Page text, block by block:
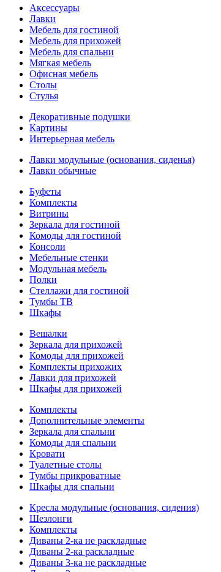
Аксессуары
Лавки
Мебель для гостиной
Мебель для прихожей
Мебель для спальни
Мягкая мебель
Офисная мебель
Столы
Стулья
Декоративные подушки
Картины
Интерьерная мебель
Лавки модульные (основания, сиденья)
Лавки обычные
Буфеты
Комплекты
Витрины
Зеркала для гостиной
Комоды для гостиной
Консоли
Мебельные стенки
Модульная мебель
Полки
Стеллажи для гостиной
Тумбы ТВ
Шкафы
Вешалки
Зеркала для прихожей
Комоды для прихожей
Комплекты прихожих
Лавки для прихожей
Шкафы для прихожей
Комплекты
Дополнительные элементы
Зеркала для спальни
Комоды для спальни
Кровати
Туалетные столы
Тумбы прикроватные
Шкафы для спальни
Кресла модульные (основания, сидения)
Шезлонги
Комплекты
Диваны 2-ка не раскладные
Диваны 2-ка раскладные
Диваны 3-ка не раскладные